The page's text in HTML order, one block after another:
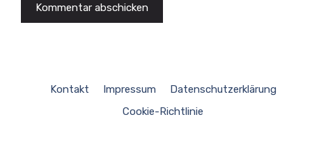
Kontakt Impressum
Datenschutzerklärung
Cookie-Richtlinie